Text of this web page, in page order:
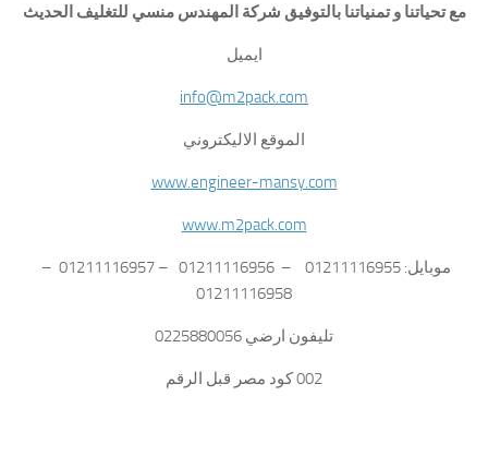
مع تحياتنا و تمنياتنا بالتوفيق شركة المهندس منسي للتغليف الحديث
ايميل
info@m2pack.com
الموقع الاليكتروني
www.engineer-mansy.com
www.m2pack.com
موبايل: 01211116955 – 01211116956 – 01211116957 –
01211116958
تليفون ارضي 0225880056
002 كود مصر قبل الرقم